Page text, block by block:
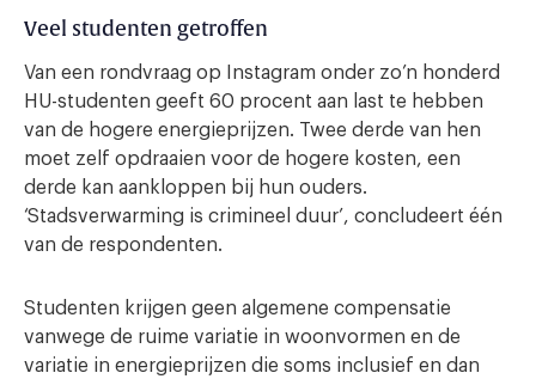
Veel studenten getroffen
Van een rondvraag op Instagram onder zo’n honderd
HU-studenten geeft 60 procent aan last te hebben
van de hogere energieprijzen. Twee derde van hen
moet zelf opdraaien voor de hogere kosten, een
derde kan aankloppen bij hun ouders.
‘Stadsverwarming is crimineel duur’, concludeert één
van de respondenten.
Studenten krijgen geen algemene compensatie
vanwege de ruime variatie in woonvormen en de
variatie in energieprijzen die soms inclusief en dan